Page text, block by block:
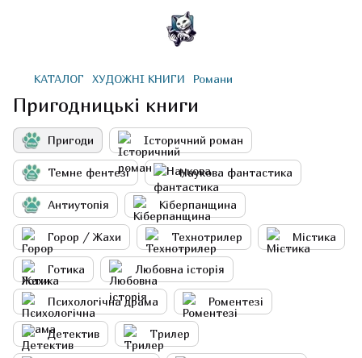
КАТАЛОГ ХУДОЖНІ КНИГИ Романи
Пригодницькі книги
Пригоди Історичний роман
Темне фентезі Наукова фантастика
Антиутопія Кіберпанщина
Горор / Жахи Технотрилер Містика
Готика Любовна історія
Психологічна драма Роментезі
Детектив Трилер